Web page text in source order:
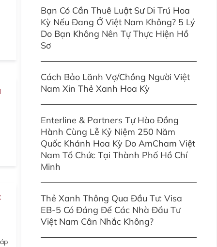
Bạn Có Cần Thuê Luật Sư Di Trú Hoa
Kỳ Nếu Đang Ở Việt Nam Không? 5 Lý
Do Bạn Không Nên Tự Thực Hiện Hồ
Sơ
Cách Bảo Lãnh Vợ/Chồng Người Việt
Nam Xin Thẻ Xanh Hoa Kỳ
Enterline & Partners Tự Hào Đồng
Hành Cùng Lễ Kỷ Niệm 250 Năm
Quốc Khánh Hoa Kỳ Do AmCham Việt
Nam Tổ Chức Tại Thành Phố Hồ Chí
Minh
Thẻ Xanh Thông Qua Đầu Tư: Visa
EB-5 Có Đáng Để Các Nhà Đầu Tư
Việt Nam Cân Nhắc Không?